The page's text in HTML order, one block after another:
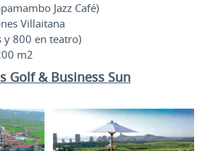
Jazz Café)
Villaitana
y 800 en teatro)
m2
Golf & Business Sun